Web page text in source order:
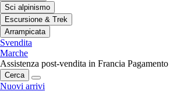
Sci alpinismo
Escursione & Trek
Arrampicata
Svendita
Marche
Assistenza post-vendita in Francia
Cerca
Nuovi arrivi